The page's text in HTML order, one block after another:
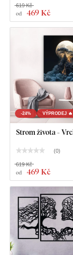
Přehledný
od 469 Kč
619 Kč
-24% VÝPRODEJ 🔥
Strom života -
(0)
od 469 Kč
619 Kč